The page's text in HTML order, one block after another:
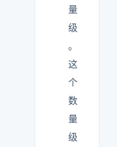
量
级
。
这
个
数
量
级